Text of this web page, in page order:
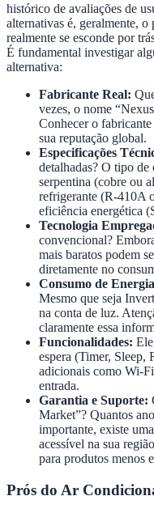
histórico de avaliações de
alternativas é, geralmente,
realmente se esconde por
É fundamental investigar
alternativa:
Fabricante Real:
vezes, o nome
Conhecer o
sua reputação global.
Especificações
detalhadas? O tipo
serpentina (cobre ou
refrigerante (R-410A
eficiência energética
Tecnologia
convencional?
mais baratos podem
diretamente no
Consumo de
Mesmo que seja
na conta de luz.
claramente essa
Funcionalidades:
espera (Timer, Sleep,
adicionais como Wi-
entrada.
Garantia e Suporte:
Market”? Quantos
importante, existe
acessível na sua
para produtos menos
Prós do Ar